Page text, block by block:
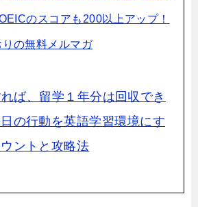
のスコアも200以上アップ！
の無料メルマガ
ば、留学１年分は回収でき
の行動を英語学習環境にす
ントと攻略法